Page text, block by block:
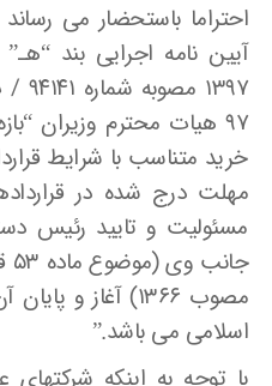
۹۷ هیات محترم وزیران
خرید متناسب با شرایط
مهلت درج شده در
مسئولیت و تایید رئیس
مصوب ۱۳۶۶) آغاز و
اسلامی می باشد.”
با توجه به اینکه